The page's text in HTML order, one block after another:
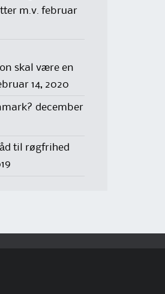
m.v. februar
skal være en
14, 2020
december
til røgfrihed